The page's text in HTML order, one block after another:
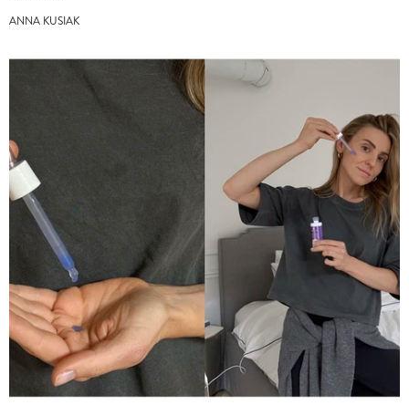
ANNA KUSIAK